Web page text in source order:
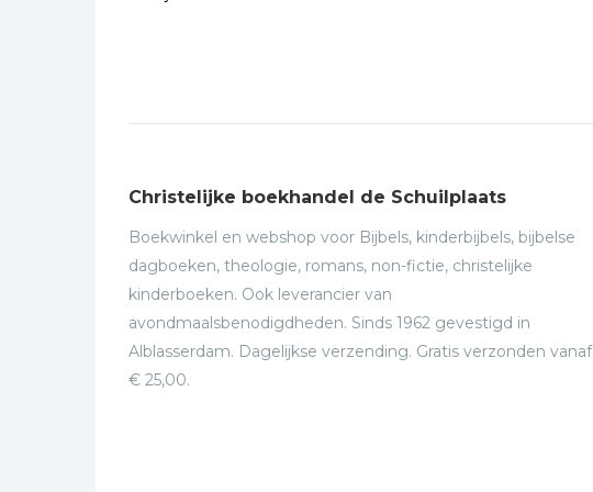
Christelijke boekhandel de Schuilplaats
Boekwinkel en webshop voor Bijbels, kinderbijbels, bijbelse
dagboeken, theologie, romans, non-fictie, christelijke
kinderboeken. Ook leverancier van
avondmaalsbenodigdheden. Sinds 1962 gevestigd in
Alblasserdam. Dagelijkse verzending. Gratis verzonden vanaf
€ 25,00.